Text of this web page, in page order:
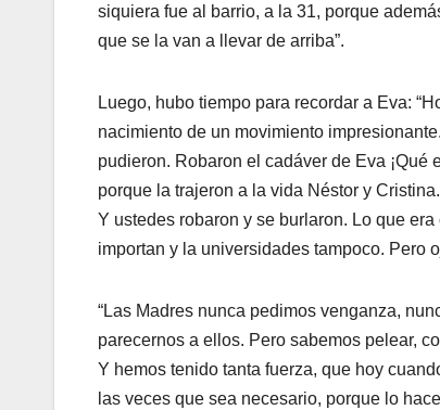
siquiera fue al barrio, a la 31, porque
que se la van a llevar de arriba”.
Luego, hubo tiempo para recordar a Eva:
nacimiento de un movimiento
pudieron. Robaron el cadáver de Eva
porque la trajeron a la vida Néstor y
Y ustedes robaron y se burlaron. Lo que
importan y la universidades tampoco. Pero
“Las Madres nunca pedimos venganza,
parecernos a ellos. Pero sabemos pelear,
Y hemos tenido tanta fuerza, que hoy
las veces que sea necesario, porque lo